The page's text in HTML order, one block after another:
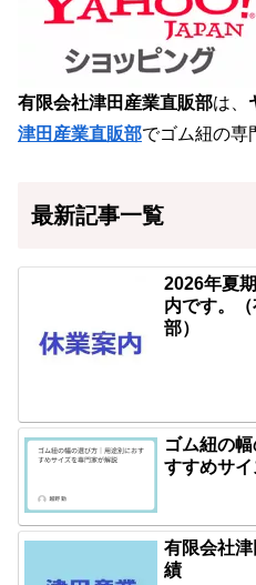
有限会社津田産業直販部は、
津田産業直販部でゴム紐の専
最新記事一覧
2026年夏
内です。
部）
ゴム紐の
すすめサ
有限会社
績